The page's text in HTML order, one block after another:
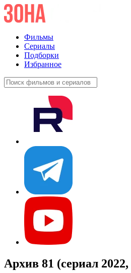
Фильмы
Сериалы
Подборки
Избранное
Архив 81 (сериал